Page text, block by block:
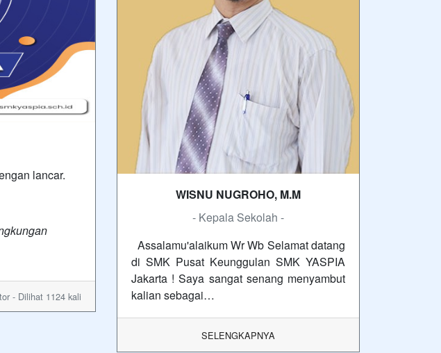
lancar.
- Dilihat 1124 kali
WISNU NUGROHO, M.M
- Kepala Sekolah -
Assalamu'alaikum Wr Wb Selamat datang
di SMK Pusat Keunggulan SMK YASPIA
Jakarta ! Saya sangat senang menyambut
kalian sebagai…
SELENGKAPNYA